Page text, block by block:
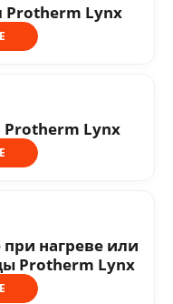
Protherm Lynx
Protherm Lynx
при нагреве или
Protherm Lynx